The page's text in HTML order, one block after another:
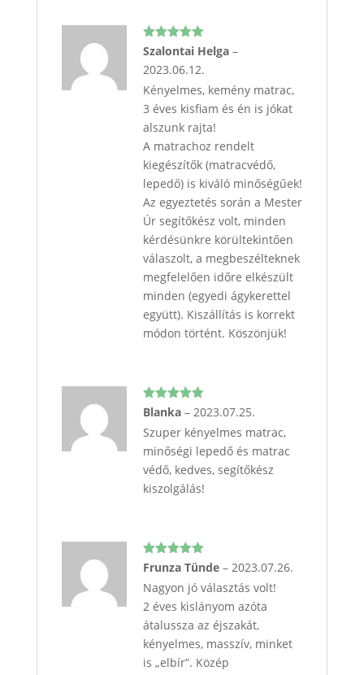
Értékelés:
Szalontai Helga –
2023.06.12.
Kényelmes, kemény matrac,
3 éves kisfiam és én is jókat
alszunk rajta!
A matrachoz rendelt
kiegészítők (matracvédő,
lepedő) is kiváló minőségűek!
Az egyeztetés során a Mester
Úr segítőkész volt, minden
kérdésünkre körültekintően
válaszolt, a megbeszélteknek
megfelelően időre elkészült
minden (egyedi ágykerettel
együtt). Kiszállítás is korrekt
módon történt. Köszönjük!
Értékelés:
Blanka – 2023.07.25.
Szuper kényelmes matrac,
minőségi lepedő és matrac
védő, kedves, segítőkész
kiszolgálás!
Értékelés:
Frunza Tünde – 2023.07.26.
Nagyon jó választás volt!
2 éves kislányom azóta
átalussza az éjszakát,
kényelmes, masszív, minket
is „elbír”. Közép